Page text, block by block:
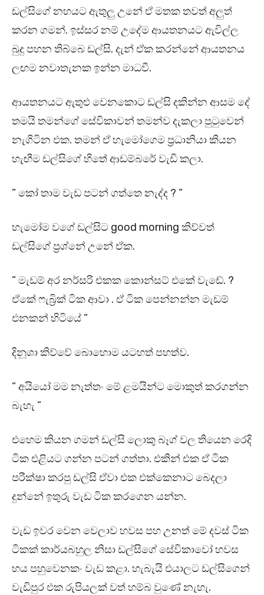
ඩල්සිගේ නහයට ඇතුලු උනේ ඒ මතක තවත් අලුත්
කරන ගමන්. ඉස්සර නම් උදේම ආයතනයට ඇවිල්ල
බුදු පහන තිබ්බෙ ඩල්සි. දැන් ඒක කරන්නේ ආයතනය
ලඟම නවාතැනක ඉන්න මාධවී.
ආයතනයට ඇතුළු වෙනකොට ඩල්සි දකින්න ආසම දේ
තමයි තමන්ගේ සේවිකාවන් තමන්ව දැකලා පුටුවෙන්
නැගිටින එක. තමන් ඒ හැමෝගෙම ප්‍රධානියා කියන
හැඟීම ඩල්සිගේ හිතේ ආඩම්බරේ වැඩි කලා.
” කෝ තාම වැඩ පටන් ගත්තෙ නැද්ද ? ”
හැමෝම වගේ ඩල්සිට good morning කිව්වත්
ඩල්සිගේ ප්‍රශ්නේ උනේ ඒක.
” මැඩම් අර නර්සරි එකක කොන්සට් එකේ වැඩේ. ?
ඒකේ ෆැබ්‍රික් ටික ආවා . ඒ ටික පෙන්නන්න මැඩම්
එනකන් හිටියේ ”
දිනූශා කිව්වේ බොහොම යටහත් පහත්ව.
” අයියෝ මම නැත්තං මේ ළමයින්ට මොකුත් කරගන්න
බැහැ ”
එහෙම කියන ගමන් ඩල්සි ලොකු බෑග් වල තියෙන රෙදි
ටික එළියට ගන්න පටන් ගත්තා. එකින් එක ඒ ටික
පරීක්ෂා කරපු ඩල්සි ඒවා එක එක්කෙනාට බෙදලා
දුන්නේ ඉතුරු වැඩ ටික කරගෙන යන්න.
වැඩ ඉවර වෙන වෙලාව හවස පහ උනත් මේ දවස් ටික
ටිකක් කාර්යබහුල නිසා ඩල්සිගේ සේවිකාවෝ හවස
හය පහුවෙනකං වැඩ කළා. හැබැයි එයාලට ඩල්සිගෙන්
වැඩිපුර එක රුපියලක් වත් හම්බ වුණේ නැහැ.